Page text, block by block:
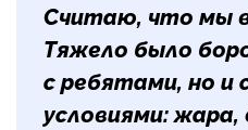
Считаю, что мы
Тяжело было
с ребятами, но и
условиями: